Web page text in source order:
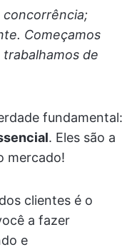
concorrência;
Começamos
de
fundamental:
. Eles são a
mercado!
clientes é o
a fazer
e